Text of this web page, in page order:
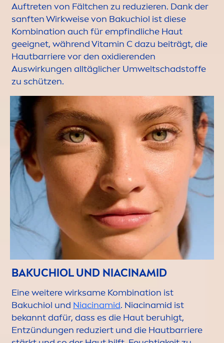
Auftreten von Fältchen zu reduzieren. Dank der
sanften Wirkweise von Bakuchiol ist diese
Kombination auch für empfindliche Haut
geeignet, währendVitamin C dazu beiträgt, die
Hautbarriere vor den oxidierenden
Auswirkungen alltäglicher Umweltschadstoffe
zu schützen.
BAKUCHIOL UND NIACINAMID
Eine weitere wirksame Kombination ist
Bakuchiol und Niacinamid. Niacinamid ist
bekannt dafür, dass es die Haut beruhigt,
Entzündungen reduziert und die Hautbarriere